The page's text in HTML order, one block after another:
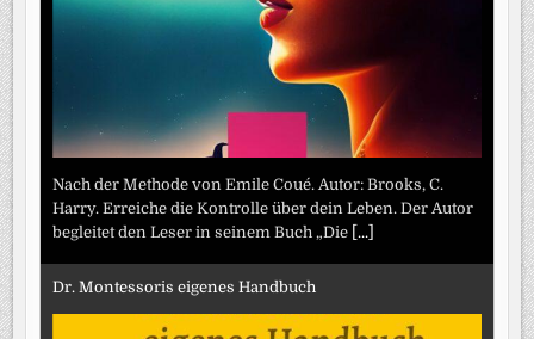
Nach der Methode von Emile Coué. Autor: Brooks, C.
Harry. Erreiche die Kontrolle über dein Leben. Der Autor
begleitet den Leser in seinem Buch „Die [...]
Dr. Montessoris eigenes Handbuch